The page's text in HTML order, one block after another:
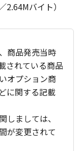
2.64Mバイト）
商品発売当時
されている商品
オプション商
に関する記載
しましては、
が変更されて